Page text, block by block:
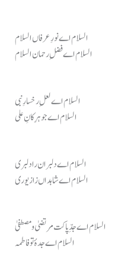
السلام اے نورِ عرفاں السلام
السلام اے فضلِ رحمان السلام
السلام اے لعلِ رخسارِ نبی
السلام اے جوہرِ کانِ علی
السلام اے دلبران را دلبری
السلام اے شاہداں زا زیوری
السلام اے جدِّ پاکت مرتضیٰ و مصطفیٰ
السلام اے جدۂ تو فاطمہ